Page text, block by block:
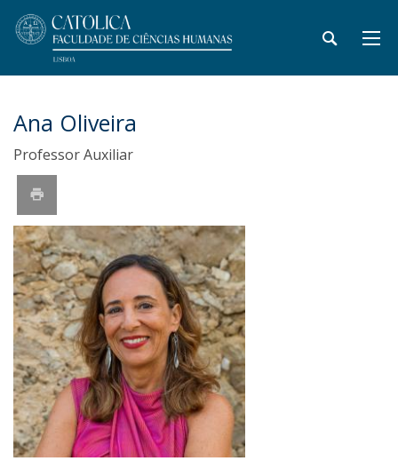
Ana Oliveira
Professor Auxiliar